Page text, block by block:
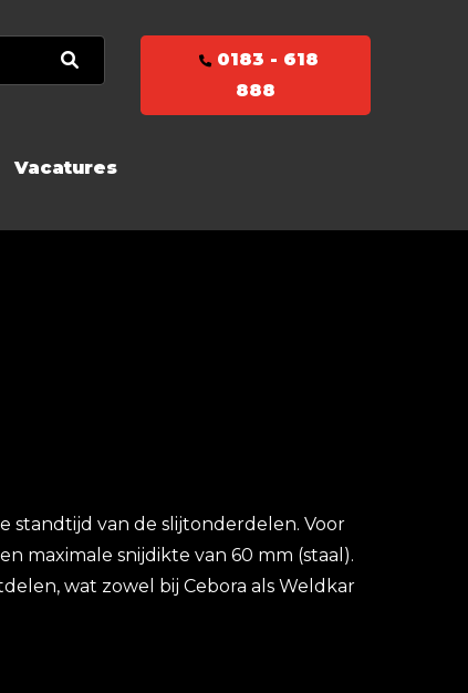
0183 - 618
888
Vacatures
standtijd van de slijtonderdelen. Voor
maximale snijdikte van 60 mm (staal).
wat zowel bij Cebora als Weldkar